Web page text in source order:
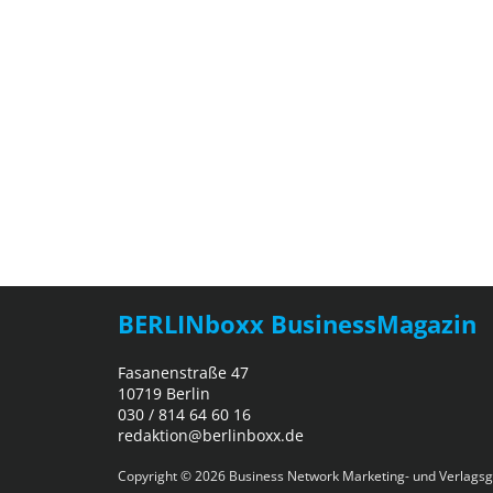
BERLINboxx BusinessMagazin
Fasanenstraße 47
10719 Berlin
030 / 814 64 60 16
redaktion@berlinboxx.de
Copyright © 2026 Business Network Marketing- und